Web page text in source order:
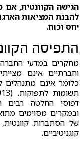
הגישה הקוונטית, אם
להבנת המציאות
יחס וכוח.
התפיסה
מחקרים במדעי החברה
וחברתיים אינם
כלומר אינם מתנהלים
דפוסי החלטה רבים
ובמקרים מסוימים
של הסתברות
קוגניטיביים.